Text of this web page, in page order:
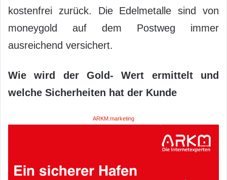
kostenfrei zurück. Die Edelmetalle sind von
moneygold auf dem Postweg immer
ausreichend versichert.
Wie wird der Gold- Wert ermittelt und
welche Sicherheiten hat der Kunde
ARKM.marketing